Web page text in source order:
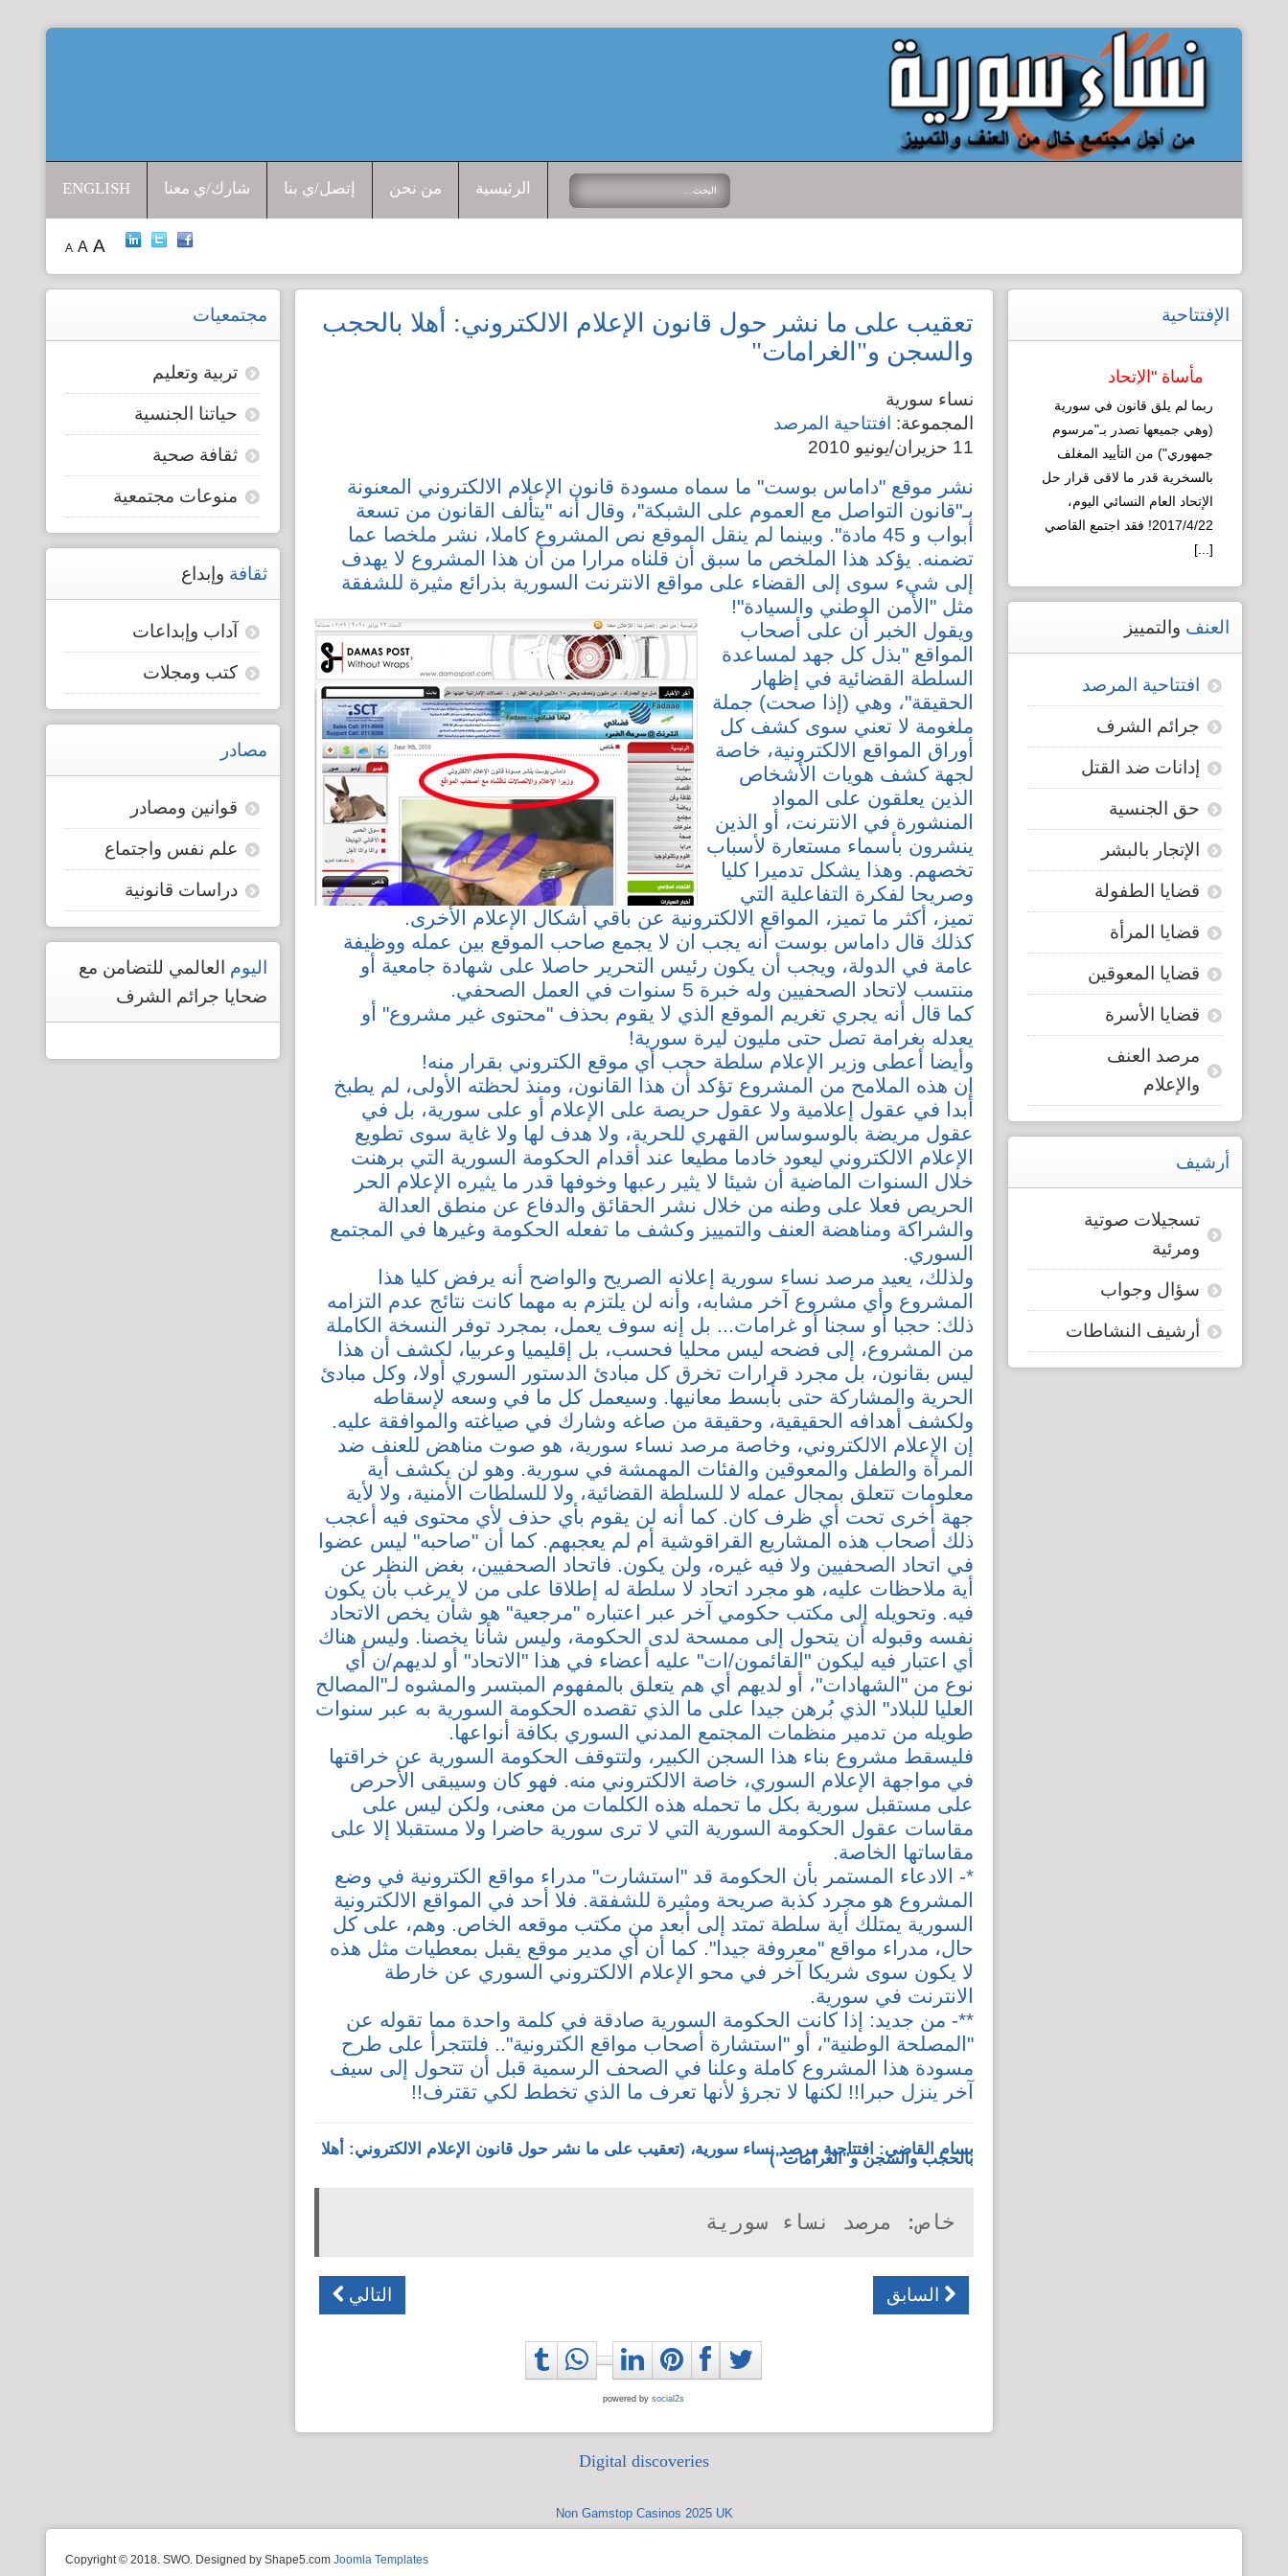
قضايا الأسرة
ENGLISH شارك/ي معنا إتصل/ي بنا من نحن الرئيسية
A A A
تعقيب على ما نشر حول قانون الإعلام الالكتروني: أهلا بالحجب
والسجن و"الغرامات"
نساء سورية
المجموعة: افتتاحية المرصد
11 حزيران/يونيو 2010
نشر موقع "داماس بوست" ما سماه مسودة قانون الإعلام الالكتروني المعنونة
بـ"قانون التواصل مع العموم على الشبكة"، وقال أنه "يتألف القانون من تسعة
أبواب و 45 مادة". وبينما لم ينقل الموقع نص المشروع كاملا، نشر ملخصا عما
تضمنه. يؤكد هذا الملخص ما سبق أن قلناه مرارا من أن هذا المشروع لا يهدف
إلى شيء سوى إلى القضاء على مواقع الانترنت السورية بذرائع مثيرة للشفقة
مثل "الأمن الوطني والسيادة"!
ويقول الخبر أن على أصحاب
المواقع "بذل كل جهد لمساعدة
السلطة القضائية في إظهار
الحقيقة"، وهي (إذا صحت) جملة
ملغومة لا تعني سوى كشف كل
أوراق المواقع الالكترونية، خاصة
لجهة كشف هويات الأشخاص
الذين يعلقون على المواد
المنشورة في الانترنت، أو الذين
ينشرون بأسماء مستعارة لأسباب
تخصهم. وهذا يشكل تدميرا كليا
وصريحا لفكرة التفاعلية التي
تميز، أكثر ما تميز، المواقع الالكترونية عن باقي أشكال الإعلام الأخرى.
كذلك قال داماس بوست أنه يجب ان لا يجمع صاحب الموقع بين عمله ووظيفة
عامة في الدولة، ويجب أن يكون رئيس التحرير حاصلا على شهادة جامعية أو
منتسب لاتحاد الصحفيين وله خبرة 5 سنوات في العمل الصحفي.
كما قال أنه يجري تغريم الموقع الذي لا يقوم بحذف "محتوى غير مشروع" أو
يعدله بغرامة تصل حتى مليون ليرة سورية!
وأيضا أعطى وزير الإعلام سلطة حجب أي موقع الكتروني بقرار منه!
إن هذه الملامح من المشروع تؤكد أن هذا القانون، ومنذ لحظته الأولى، لم يطبخ
أبدا في عقول إعلامية ولا عقول حريصة على الإعلام أو على سورية، بل في
عقول مريضة بالوسوساس القهري للحرية، ولا هدف لها ولا غاية سوى تطويع
الإعلام الالكتروني ليعود خادما مطيعا عند أقدام الحكومة السورية التي برهنت
خلال السنوات الماضية أن شيئا لا يثير رعبها وخوفها قدر ما يثيره الإعلام الحر
الحريص فعلا على وطنه من خلال نشر الحقائق والدفاع عن منطق العدالة
والشراكة ومناهضة العنف والتمييز وكشف ما تفعله الحكومة وغيرها في المجتمع
السوري.
ولذلك، يعيد مرصد نساء سورية إعلانه الصريح والواضح أنه يرفض كليا هذا
المشروع وأي مشروع آخر مشابه، وأنه لن يلتزم به مهما كانت نتائج عدم التزامه
ذلك: حجبا أو سجنا أو غرامات... بل إنه سوف يعمل، بمجرد توفر النسخة الكاملة
من المشروع، إلى فضحه ليس محليا فحسب، بل إقليميا وعربيا، لكشف أن هذا
ليس بقانون، بل مجرد قرارات تخرق كل مبادئ الدستور السوري أولا، وكل مبادئ
الحرية والمشاركة حتى بأبسط معانيها. وسيعمل كل ما في وسعه لإسقاطه
ولكشف أهدافه الحقيقية، وحقيقة من صاغه وشارك في صياغته والموافقة عليه.
إن الإعلام الالكتروني، وخاصة مرصد نساء سورية، هو صوت مناهض للعنف ضد
المرأة والطفل والمعوقين والفئات المهمشة في سورية. وهو لن يكشف أية
معلومات تتعلق بمجال عمله لا للسلطة القضائية، ولا للسلطات الأمنية، ولا لأية
جهة أخرى تحت أي ظرف كان. كما أنه لن يقوم بأي حذف لأي محتوى فيه أعجب
ذلك أصحاب هذه المشاريع القراقوشية أم لم يعجبهم. كما أن "صاحبه" ليس عضوا
في اتحاد الصحفيين ولا فيه غيره، ولن يكون. فاتحاد الصحفيين، بغض النظر عن
أية ملاحظات عليه، هو مجرد اتحاد لا سلطة له إطلاقا على من لا يرغب بأن يكون
فيه. وتحويله إلى مكتب حكومي آخر عبر اعتباره "مرجعية" هو شأن يخص الاتحاد
نفسه وقبوله أن يتحول إلى ممسحة لدى الحكومة، وليس شأنا يخصنا. وليس هناك
أي اعتبار فيه ليكون "القائمون/ات" عليه أعضاء في هذا "الاتحاد" أو لديهم/ن أي
نوع من "الشهادات"، أو لديهم أي هم يتعلق بالمفهوم المبتسر والمشوه لـ"المصالح
العليا للبلاد" الذي بُرهن جيدا على ما الذي تقصده الحكومة السورية به عبر سنوات
طويله من تدمير منظمات المجتمع المدني السوري بكافة أنواعها.
فليسقط مشروع بناء هذا السجن الكبير، ولتتوقف الحكومة السورية عن خراقتها
في مواجهة الإعلام السوري، خاصة الالكتروني منه. فهو كان وسيبقى الأحرص
على مستقبل سورية بكل ما تحمله هذه الكلمات من معنى، ولكن ليس على
مقاسات عقول الحكومة السورية التي لا ترى سورية حاضرا ولا مستقبلا إلا على
مقاساتها الخاصة.
*- الادعاء المستمر بأن الحكومة قد "استشارت" مدراء مواقع الكترونية في وضع
المشروع هو مجرد كذبة صريحة ومثيرة للشفقة. فلا أحد في المواقع الالكترونية
السورية يمتلك أية سلطة تمتد إلى أبعد من مكتب موقعه الخاص. وهم، على كل
حال، مدراء مواقع "معروفة جيدا". كما أن أي مدير موقع يقبل بمعطيات مثل هذه
لا يكون سوى شريكا آخر في محو الإعلام الالكتروني السوري عن خارطة
الانترنت في سورية.
**- من جديد: إذا كانت الحكومة السورية صادقة في كلمة واحدة مما تقوله عن
"المصلحة الوطنية"، أو "استشارة أصحاب مواقع الكترونية".. فلتتجرأ على طرح
مسودة هذا المشروع كاملة وعلنا في الصحف الرسمية قبل أن تتحول إلى سيف
آخر ينزل حبرا!! لكنها لا تجرؤ لأنها تعرف ما الذي تخطط لكي تقترف!!
بسام القاضي: افتتاحية مرصد نساء سورية، (تعقيب على ما نشر حول قانون الإعلام الالكتروني: أهلا
بالحجب والسجن و"الغرامات")
خاص: مرصد نساء سورية
السابق التالي
powered bysocial2s
مجتمعيات
تربية وتعليم
حياتنا الجنسية
ثقافة صحية
منوعات مجتمعية
ثقافة وإبداع
آداب وإبداعات
كتب ومجلات
مصادر
قوانين ومصادر
علم نفس واجتماع
دراسات قانونية
اليوم
العالمي للتضامن مع
ضحايا جرائم الشرف
الإفتتاحية
مأساة "الإتحاد
النسائي": نموذج
العقلية السورية
لـ"التطوير"!
ربما لم يلق قانون في سورية
(وهي جميعها تصدر بـ"مرسوم
جمهوري") من التأييد المغلف
بالسخرية قدر ما لاقى قرار حل
الإتحاد العام النسائي اليوم،
2017/4/22! فقد اجتمع القاصي
[...]
Read more...
العنف والتمييز
افتتاحية المرصد
جرائم الشرف
إدانات ضد القتل
حق الجنسية
الإتجار بالبشر
قضايا الطفولة
قضايا المرأة
قضايا المعوقين
قضايا الأسرة
مرصد العنف
والإعلام
أرشيف
تسجيلات صوتية
ومرئية
سؤال وجواب
أرشيف النشاطات
Digital discoveries
Non Gamstop Casinos 2025 UK
Copyright © 2018. SWO. Designed by Shape5.comJoomla Templates